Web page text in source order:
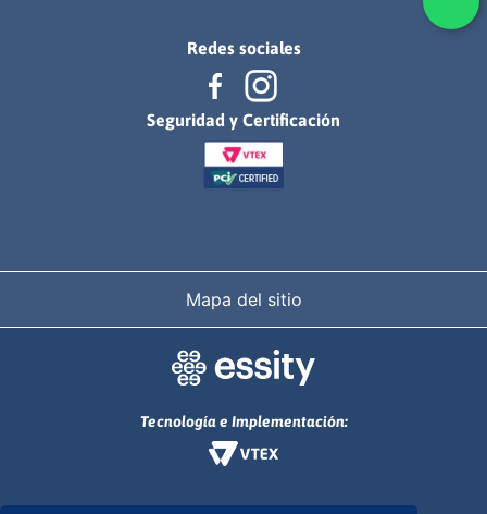
Redes sociales
Seguridad y Certificación
Mapa del sitio
Tecnología e Implementación: